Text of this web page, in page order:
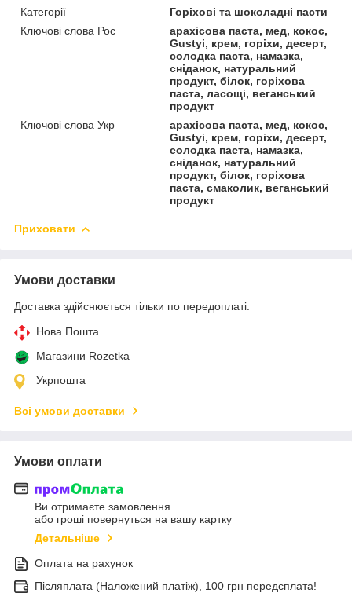
Категорії
Горіхові та шоколадні пасти
Ключові слова Рос
арахісова паста, мед, кокос,
Gustyi, крем, горіхи, десерт,
солодка паста, намазка,
сніданок, натуральний
продукт, білок, горіхова
паста, ласощі, веганський
продукт
Ключові слова Укр
арахісова паста, мед, кокос,
Gustyi, крем, горіхи, десерт,
солодка паста, намазка,
сніданок, натуральний
продукт, білок, горіхова
паста, смаколик, веганський
продукт
Приховати
Умови доставки
Доставка здійснюється тільки по передоплаті.
Нова Пошта
Магазини Rozetka
Укрпошта
Всі умови доставки
Умови оплати
Ви отримаєте замовлення
або гроші повернуться на вашу картку
Детальніше
Оплата на рахунок
Післяплата (Наложений платіж), 100 грн передсплата!